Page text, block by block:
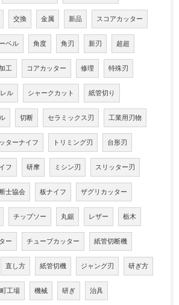
交換 金属 新品 スコアカッター
ベル 角度 角刃 新刃 超超
工 コアカッター 修理 特殊刃
ル シャークカット 紙管切り
切断 セラミックス刃 工業用刃物
ターナイフ トリミング刃 台形刃
フ 研摩 ミシン刃 スリッター刃
士協会 板ナイフ ザグリカッター
チップソー 丸鋸 レザー 栃木
ー チューブカッター 紙管切断機
直し方 紙管切機 ジャング刃 研ぎ方
町工場 機械 研ぎ 治具